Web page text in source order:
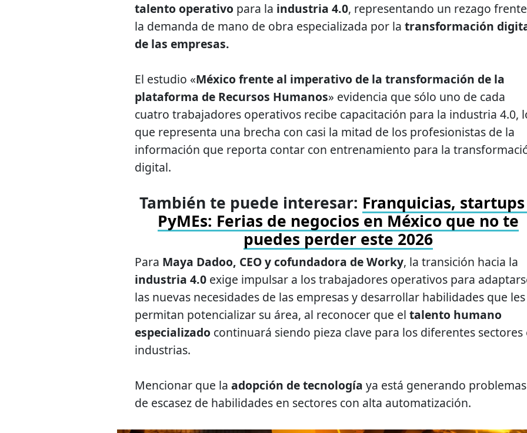
talento operativo para la industria 4.0, representando un rezago
la demanda de mano de obra especializada por la transformación
de las empresas.
El estudio «México frente al imperativo de la transformación de la
plataforma de Recursos Humanos» evidencia que sólo uno de cada
cuatro trabajadores operativos recibe capacitación para la industria 4.0,
que representa una brecha con casi la mitad de los profesionistas de la
información que reporta contar con entrenamiento para la
digital.
También te puede interesar: Franquicias,
PyMEs: Ferias de negocios en México que no te
puedes perder este 2026
Para Maya Dadoo, CEO y cofundadora de Worky, la transición hacia la
industria 4.0 exige impulsar a los trabajadores operativos para
las nuevas necesidades de las empresas y desarrollar habilidades que les
permitan potencializar su área, al reconocer que el talento humano
especializado continuará siendo pieza clave para los diferentes sectores
industrias.
Mencionar que la adopción de tecnología ya está generando problemas
de escasez de habilidades en sectores con alta automatización.